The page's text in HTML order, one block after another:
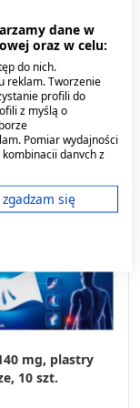
mg, plastry
10 szt.
dane w
oraz w celu:
do nich.
reklam. Tworzenie
profili do
z myślą o
Pomiar wydajności
danych z
i wysyłane do USA.
aplikacji.
do
się